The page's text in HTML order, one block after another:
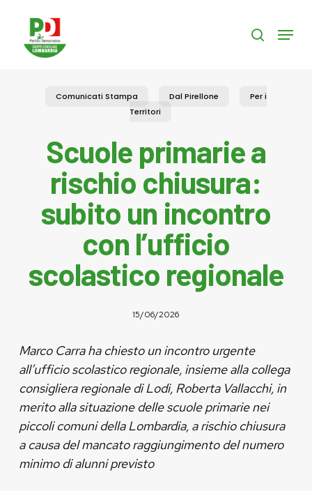
content
search
Menu
Comunicati Stampa Dal Pirellone
Per i
Territori
Scuole primarie a
rischio chiusura:
subito un incontro
con l’ufficio
scolastico regionale
15/06/2026
Marco Carra ha chiesto un incontro urgente
all’ufficio scolastico regionale, insieme alla collega
consigliera regionale di Lodi, Roberta Vallacchi, in
merito alla situazione delle scuole primarie nei
piccoli comuni della Lombardia, a rischio chiusura
a causa del mancato raggiungimento del numero
minimo di alunni previsto